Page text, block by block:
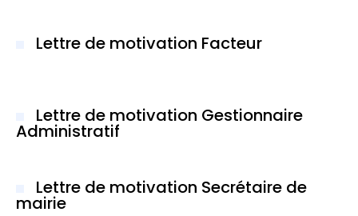
Lettre de motivation Facteur
Lettre de motivation Gestionnaire
Administratif
Lettre de motivation Secrétaire de
mairie